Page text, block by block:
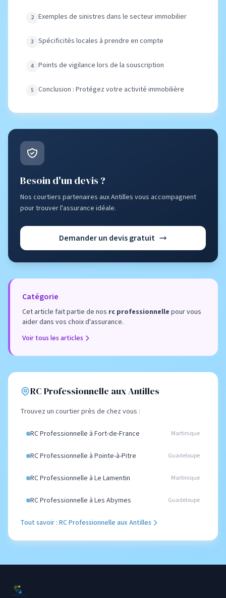
Exemples de sinistres dans le secteur immobilier
Spécificités locales à prendre en compte
Points de vigilance lors de la souscription
Conclusion : Protégez votre activité immobilière
Besoin d'un devis ?
Nos courtiers partenaires aux Antilles vous accompagnent
pour trouver l'assurance idéale.
Demander un devis gratuit
Catégorie
Cet article fait partie de nos rc professionnelle pour vous
aider dans vos choix d'assurance.
Voir tous les articles
RC Professionnelle aux Antilles
Trouvez un courtier près de chez vous :
RC Professionnelle à Fort-de-France Martinique
RC Professionnelle à Pointe-à-Pitre Guadeloupe
RC Professionnelle à Le Lamentin Martinique
RC Professionnelle à Les Abymes Guadeloupe
Tout savoir : RC Professionnelle aux Antilles